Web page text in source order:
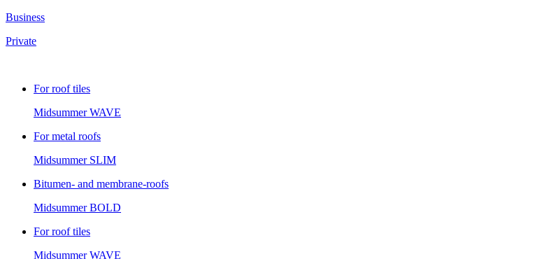
Business
Private
For roof tiles
MidsummerWAVE
For metal roofs
Midsummer SLIM
Bitumen- and membrane-roofs
MidsummerBOLD
For roof tiles
MidsummerWAVE